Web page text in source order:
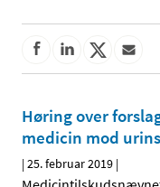
Høring over
medicin mod
|25. februar 2019 |